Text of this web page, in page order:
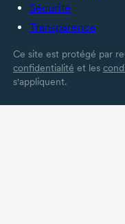
Sécurité
Transparence
Ce site est protégé par
confidentialité et les
s'appliquent.